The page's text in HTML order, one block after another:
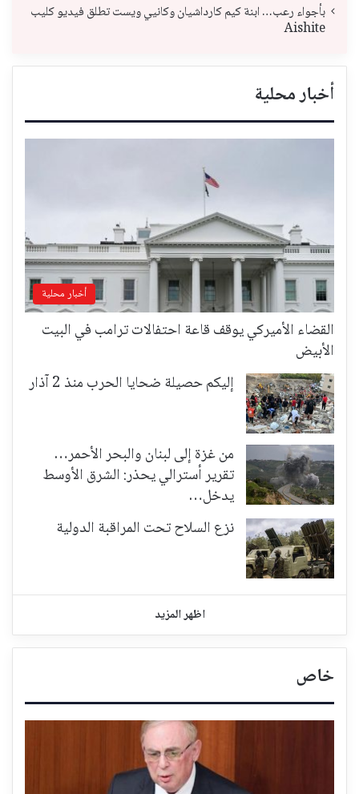
بأجواء رعب… ابنة كيم كارداشيان وكانيي ويست تطلق فيديو كليب
Aishite
أخبار محلية
أخبار محلية
القضاء الأميركي يوقف قاعة احتفالات ترامب في البيت
الأبيض
إليكم حصيلة ضحايا الحرب منذ 2 آذار
من غزة إلى لبنان والبحر الأحمر…
تقرير أسترالي يحذر: الشرق الأوسط
يدخل…
نزع السلاح تحت المراقبة الدولية
اظهر المزيد
خاص